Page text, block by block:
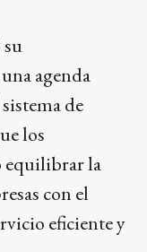
agenda
de
los
equilibrar la
con el
eficiente y